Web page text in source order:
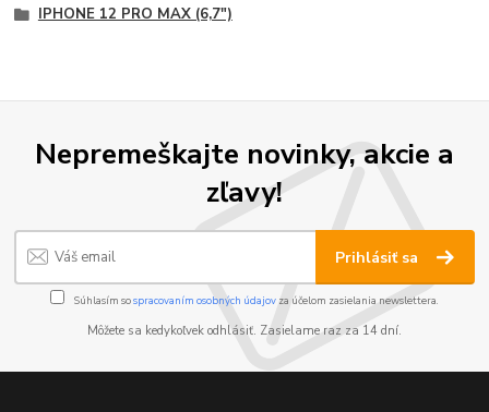
IPHONE 12 PRO MAX (6,7")
Nepremeškajte novinky, akcie a
zľavy!
Prihlásiť sa
Súhlasím sospracovaním osobných údajov za účelom zasielania newslettera.
Môžete sa kedykoľvek odhlásiť. Zasielame raz za 14 dní.